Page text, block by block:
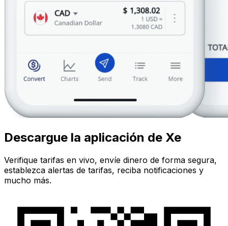
Descargue la aplicación de Xe
Verifique tarifas en vivo, envíe dinero de forma segura,
establezca alertas de tarifas, reciba notificaciones y
mucho más.